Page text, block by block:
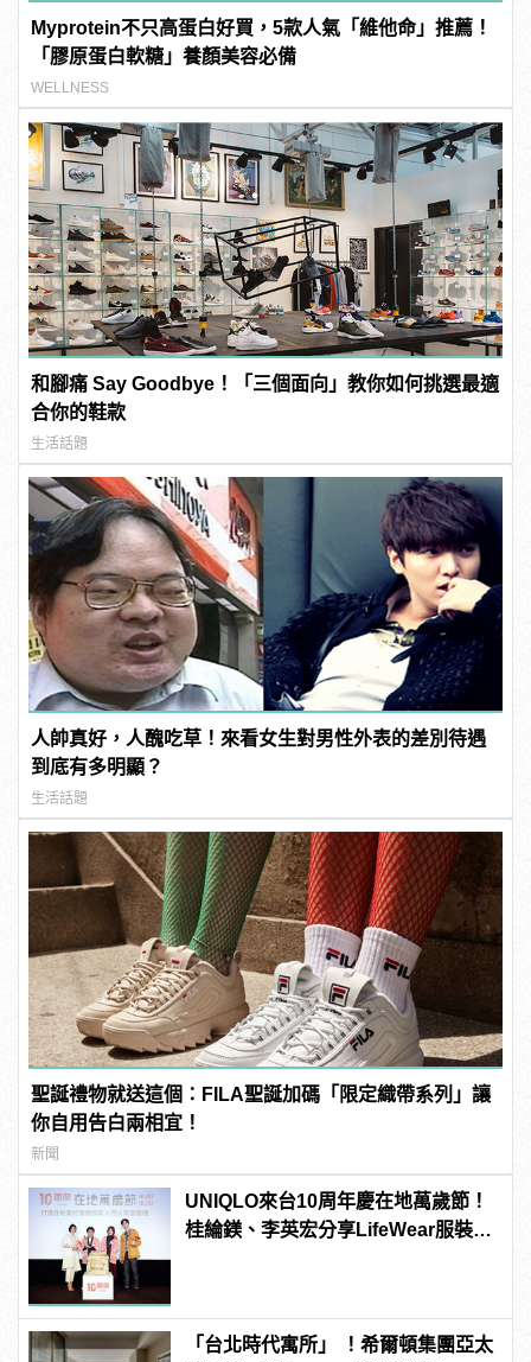
Myprotein不只高蛋白好買，5款人氣「維他命」推薦！
「膠原蛋白軟糖」養顏美容必備
WELLNESS
和腳痛 Say Goodbye！「三個面向」教你如何挑選最適
合你的鞋款
生活話題
人帥真好，人醜吃草！來看女生對男性外表的差別待遇
到底有多明顯？
生活話題
聖誕禮物就送這個：FILA聖誕加碼「限定織帶系列」讓
你自用告白兩相宜！
新聞
UNIQLO來台10周年慶在地萬歲節！
桂綸鎂、李英宏分享LifeWear服裝生
「台北時代寓所」 ！希爾頓集團亞太